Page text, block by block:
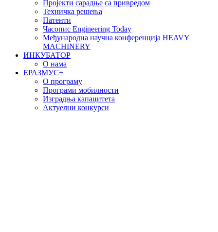
Пројекти сарадње са привредом
Техничка решења
Патенти
Часопис Engineering Today
Међународна научна конференција HEAVY
MACHINERY
ИНКУБАТОР
О нама
EРАЗМУС+
О програму
Програми мобилности
Изградња капацитета
Актуелни конкурси